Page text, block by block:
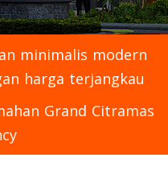
minimalis modern
harga terjangkau
Grand Citramas